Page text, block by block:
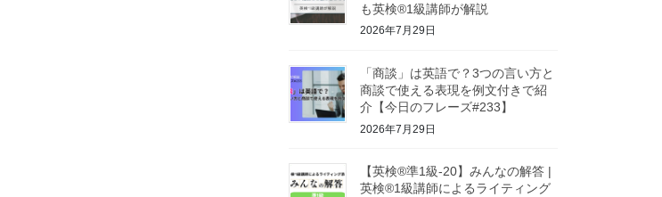
も英検®1級講師が解説
2026年7月29日
「商談」は英語で？3つの言い方と
商談で使える表現を例文付きで紹
介【今日のフレーズ#233】
2026年7月29日
【英検®準1級-20】みんなの解答 |
英検®1級講師によるライティング